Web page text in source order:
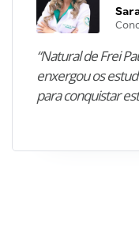
“Natural de Frei
enxergou os
para conquistar